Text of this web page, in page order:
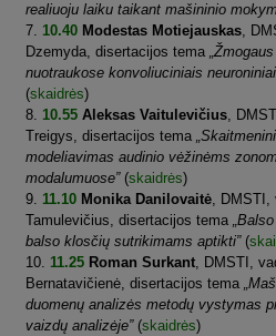
realiuoju laiku taikant mašininio
10.40 Modestas Motiejauskas,
Dzemyda, disertacijos tema
nuotraukose konvoliuciniais
(skaidrės)
10.55 Aleksas Vaitulevičius,
Treigys, disertacijos tema
modeliavimas audinio vėžinėms
modalumuose”(skaidrės)
11.10 Monika Danilovaitė, DMSTI,
Tamulevičius, disertacijos tema
balso klosčių sutrikimams aptikti”(
11.25 Roman Surkant, DMSTI,
Bernatavičienė, disertacijos tema
duomenų analizės metodų vystymas
vaizdų analizėje”(skaidrės)